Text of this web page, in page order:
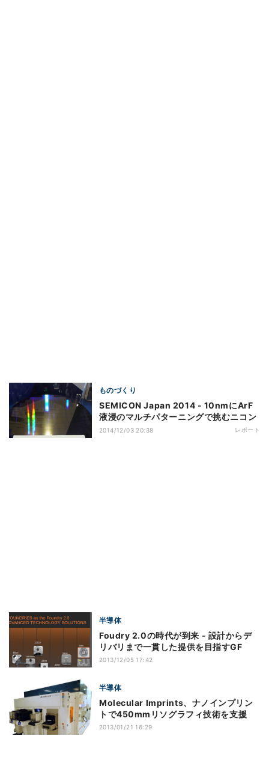
ものづくり
SEMICON Japan 2014 - 10nmにArF
液浸のマルチパターニングで挑むニコン
2014/12/03 20:38 レポート
半導体
Foudry 2.0の時代が到来 - 設計からデ
リバリまで一貫した提供を目指すGF
2013/12/05 17:42
半導体
Molecular Imprints、ナノインプリン
トで450mmリソグラフィ技術を支援
2013/01/21 16:29